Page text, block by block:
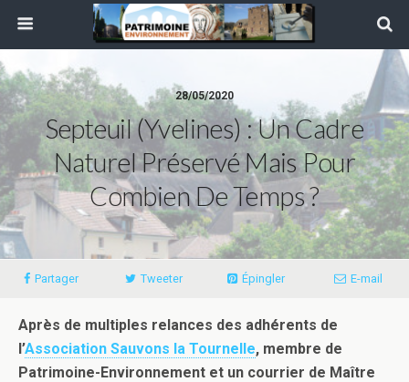
28/05/2020
Septeuil (Yvelines) : Un Cadre
Naturel Préservé Mais Pour
Combien De Temps ?
Partager Tweeter Épingler E-mail
Après de multiples relances des adhérents de
l’Association Sauvons la Tournelle, membre de
Patrimoine-Environnement et un courrier de Maître